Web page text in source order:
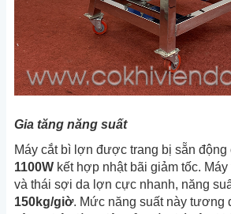
Gia tăng năng suất
Máy cắt bì lợn được trang bị sẵn
1100W kết hợp nhật bãi giảm tốc.
và thái sợi da lợn cực nhanh, năng
150kg/giờ. Mức năng suất này tương